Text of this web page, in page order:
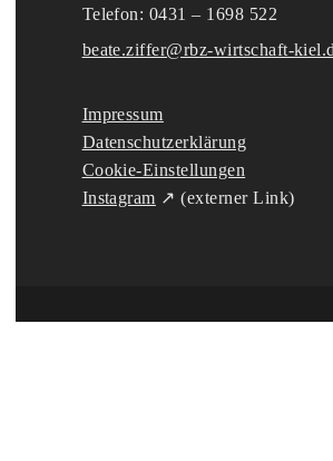
Telefon: 0431 – 1698 522
beate.ziffer@rbz-wirtschaft-
Impressum
Datenschutzerklärung
Cookie-Einstellungen
Instagram ↗ (externer Link)